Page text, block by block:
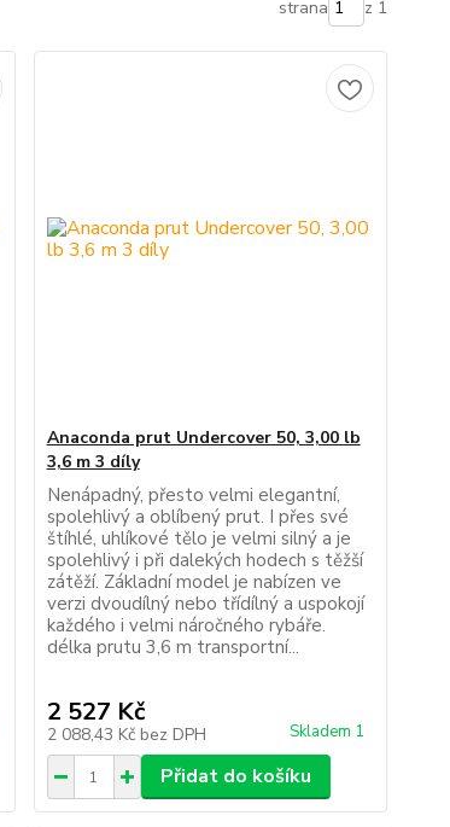
strana z 1
Anaconda prut Undercover 50, 3,00 lb
3,6 m 3 díly
Nenápadný, přesto velmi elegantní,
spolehlivý a oblíbený prut. I přes své
štíhlé, uhlíkové tělo je velmi silný a je
spolehlivý i při dalekých hodech s těžší
zátěží. Základní model je nabízen ve
verzi dvoudílný nebo třídílný a uspokojí
každého i velmi náročného rybáře.
délka prutu 3,6 m transportní...
2 527 Kč
2 088,43 Kč bez DPH Skladem 1
Přidat do košíku